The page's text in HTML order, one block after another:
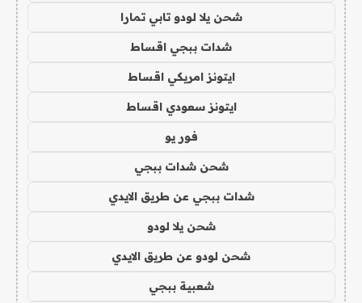
شحن يلا لودو تابي تمارا
شدات ببجي اقساط
ايتونز امريكي اقساط
ايتونز سعودي اقساط
فور يو
شحن شدات ببجي
شدات ببجي عن طريق الايدي
شحن يلا لودو
شحن لودو عن طريق الايدي
شعبية ببجي